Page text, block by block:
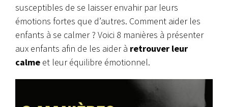
susceptibles de se laisser envahir par leurs
émotions fortes que d’autres. Comment aider les
enfants à se calmer ? Voici 8 manières à présenter
aux enfants afin de les aider à retrouver leur
calme et leur équilibre émotionnel.